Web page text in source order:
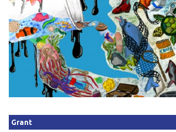
Qidirish
Kirish
Grant